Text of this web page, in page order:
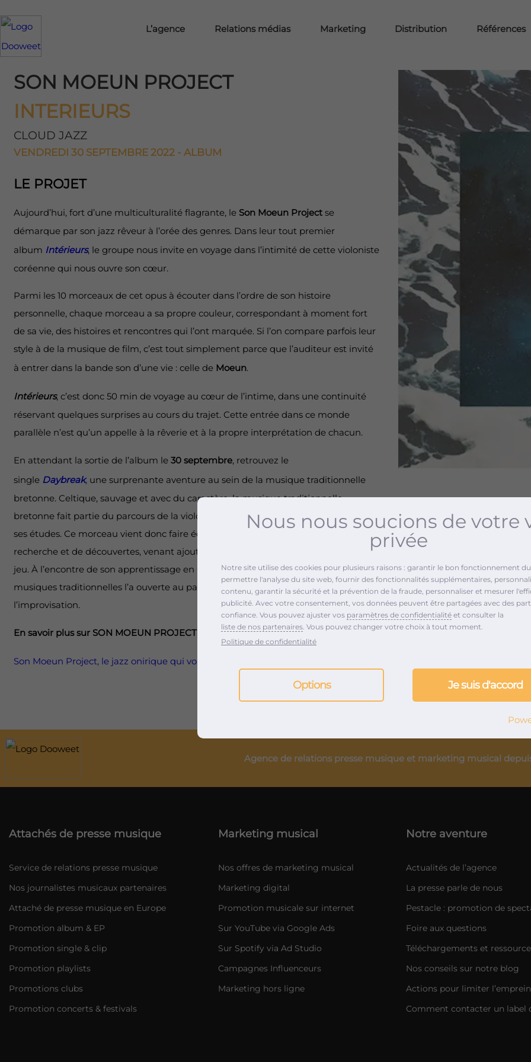
L’agence Relations médias Marketing Distribution Références
SON MOEUN PROJECT
INTERIEURS
CLOUD JAZZ
VENDREDI 30 SEPTEMBRE 2022 - ALBUM
LE PROJET
Aujourd’hui, fort d’une multiculturalité flagrante, le Son Moeun Projectse
démarque par son jazz rêveur à l’orée des genres. Dans leur tout premier
album Intérieurs, le groupe nous invite en voyage dans l’intimité de cette violoniste
coréenne qui nous ouvre son cœur.
Parmi les 10 morceaux de cet opus à écouter dans l’ordre de son histoire
personnelle, chaque morceau a sa propre couleur, correspondant à moment fort
de sa vie, des histoires et rencontres qui l’ont marquée. Si l’on compare parfois leur
style à de la musique de film, c’est tout simplement parce que l’auditeur est invité
à entrer dans la bande son d’une vie : celle de Moeun.
Intérieurs, c’est donc 50 min de voyage au cœur de l’intime, dans une continuité
réservant quelques surprises au cours du trajet. Cette entrée dans ce monde
parallèle n’est qu’un appelle à la rêverie et à la propre interprétation de chacun.
En attendant la sortie de l’album le 30 septembre, retrouvez le
single Daybreak,une surprenante aventure au sein de la musique traditionnelle
bretonne. Celtique, sauvage et avec du caractère, la musique traditionnelle
bretonne fait partie du parcours de la violoniste qui découvre ces sonorités lors de
ses études. Ce morceau vient donc faire écho à cette vie étudiante faite de
recherche et de découvertes, venant ajouter une nouvelle pièce au puzzle de son
jeu. À l’encontre de son apprentissage en Corée, sa rencontre avec d’autres
musiques traditionnelles l’a ouverte au partage et à la transmission, guidée par
l’improvisation.
En savoir plus sur SON MOEUN PROJECT:
Son Moeun Project, le jazz onirique qui vous embarque dans votre for intérieur…
Agence de relations presse musique et marketing musical
Attachés de presse musique
Service de relations presse musique
Nos journalistes musicaux partenaires
Attaché de presse musique en Europe
Promotion album & EP
Promotion single & clip
Promotion playlists
Promotions clubs
Promotion concerts & festivals
Marketing musical
Nos offres de marketing musical
Marketing digital
Promotion musicale sur internet
Sur YouTube via Google Ads
Sur Spotify via Ad Studio
Campagnes Influenceurs
Marketing hors ligne
Notre aventure
Actualités de l’agence
La presse parle de nous
Pestacle : promotion de
Foire aux questions
Téléchargements et
Nos conseils sur notre blog
Actions pour limiter
Comment contacter un label
Nous nous soucions de votre
privée
Notre site utilise des cookies pour plusieurs raisons : garantir le bon fonctionnement
permettre l'analyse du site web, fournir des fonctionnalités supplémentaires,
contenu, garantir la sécurité et la prévention de la fraude, personnaliser et mesurer
publicité. Avec votre consentement, vos données peuvent être partagées avec des
confiance. Vous pouvez ajuster vos paramètres de confidentialité et consulter la
liste de nos partenaires. Vous pouvez changer votre choix à tout moment.
Politique de confidentialité
Options Je suis d'accord